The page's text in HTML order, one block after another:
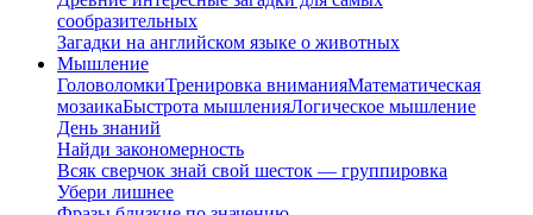
сообразительных
Загадки на английском языке о животных
Мышление
ГоловоломкиТренировка вниманияМатематическая
мозаикаБыстрота мышленияЛогическое мышление
День знаний
Найди закономерность
Всяк сверчок знай свой шесток — группировка
Убери лишнее